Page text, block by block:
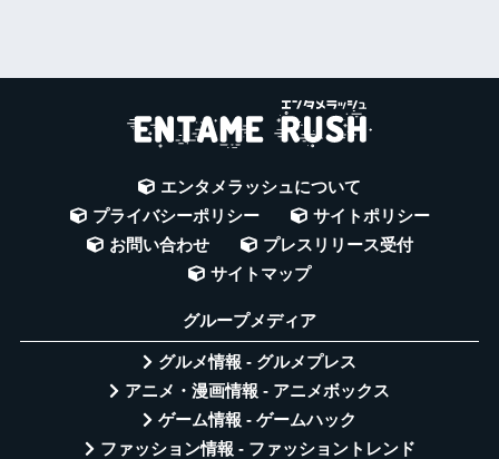
エンタメラッシュについて
プライバシーポリシー
サイトポリシー
お問い合わせ
プレスリリース受付
サイトマップ
グループメディア
グルメ情報 - グルメプレス
アニメ・漫画情報 - アニメボックス
ゲーム情報 - ゲームハック
ファッション情報 - ファッショントレンド